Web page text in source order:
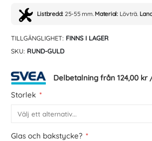
Listbredd: 25-55 mm. Material:Lövträ.
TILLGÄNGLIGHET: FINNS I LAGER
SKU RUND-GULD
Delbetalning från 124,00 kr/
Storlek
Glas och bakstycke?